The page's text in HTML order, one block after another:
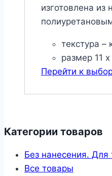
изготовлена из
текстура –
размер 11
Перейти к
Категории товаров
Без нанесения. Для
Все товары